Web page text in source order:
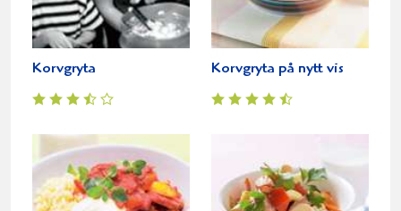
Korvgryta Korvgryta på nytt vis